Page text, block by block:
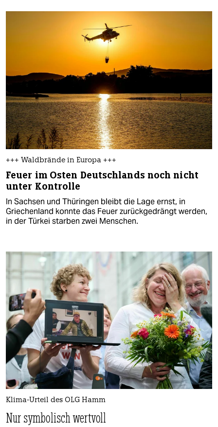
+++ Waldbrände in Europa +++
Feuer im Osten Deutschlands noch nicht
unter Kontrolle
In Sachsen und Thüringen bleibt die Lage ernst, in
Griechenland konnte das Feuer zurückgedrängt werden,
in der Türkei starben zwei Menschen.
Klima-Urteil des OLG Hamm
Nur symbolisch wertvoll